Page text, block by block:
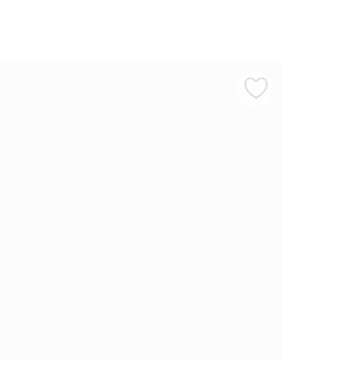
Articolo 3 di 3